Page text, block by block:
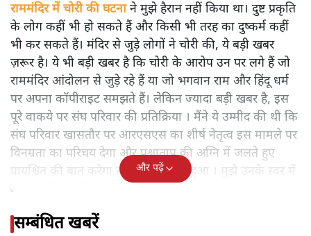
राममंदिर में चोरी की घटनाने मुझे हैरान नहीं किया था। दुष्ट प्रकृति
के लोग कहीं भी हो सकते हैं और किसी भी तरह का दुष्कर्म कहीं
भी कर सकते हैं। मंदिर से जुड़े लोगों ने चोरी की, ये बड़ी खबर
ज़रूर है। ये भी बड़ी खबर है कि चोरी के आरोप उन पर लगे हैं जो
राममंदिर आंदोलन से जुड़े रहे हैं या जो भगवान राम और हिंदू धर्म
पर अपना कॉपीराइट समझते हैं। लेकिन ज्यादा बड़ी खबर है, इस
पूरे वाकये पर संघ परिवार की प्रतिक्रिया । मैंने ये उम्मीद की थी कि
संघ परिवार खासतौर पर आरएसएस का शीर्ष नेतृत्व इस मामले पर
विनम्रता का परिचय देगा और पश्चाताप की अग्नि में जलते हुए
प्रायश्चित की बात करेगा लेकिन ऐसा नहीं हुआ । मुझे उनके स्वर में
अहंकार दिखाई दिया। एक तरह का दंभ दिखा।
और पढ़ें
सम्बंधित खबरें